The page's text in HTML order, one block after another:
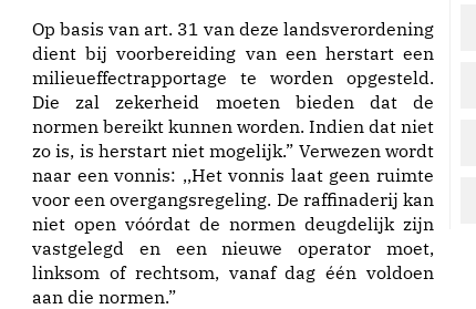
Op basis van art. 31 van deze landsverordening
dient bij voorbereiding van een herstart een
milieueffectrapportage te worden opgesteld.
Die zal zekerheid moeten bieden dat de
normen bereikt kunnen worden. Indien dat niet
zo is, is herstart niet mogelijk.” Verwezen wordt
naar een vonnis: ,,Het vonnis laat geen ruimte
voor een overgangsregeling. De raffinaderij kan
niet open vóórdat de normen deugdelijk zijn
vastgelegd en een nieuwe operator moet,
linksom of rechtsom, vanaf dag één voldoen
aan die normen.”